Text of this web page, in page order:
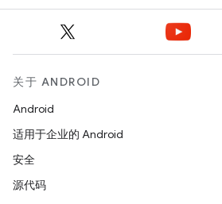
关于 ANDROID
Android
适用于企业的 Android
安全
源代码